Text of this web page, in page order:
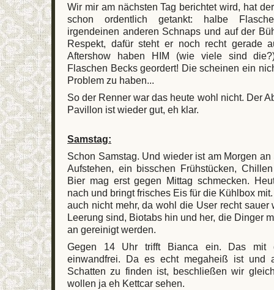
Wir mir am nächsten Tag berichtet wird, hat
schon ordentlich getankt: halbe
irgendeinen anderen Schnaps und auf der
Respekt, dafür steht er noch recht gerade
Aftershow haben HIM (wie viele sind
Flaschen Becks geordert! Die scheinen ein
Problem zu haben...
So der Renner war das heute wohl nicht. Der
Pavillon ist wieder gut, eh klar.
Samstag:
Schon Samstag. Und wieder ist am Morgen
Aufstehen, ein bisschen Frühstücken,
Bier mag erst gegen Mittag schmecken.
nach und bringt frisches Eis für die Kühlbox
auch nicht mehr, da wohl die User recht sauer
Leerung sind, Biotabs hin und her, die Dinger
an gereinigt werden.
Gegen 14 Uhr trifft Bianca ein. Das mit
einwandfrei. Da es echt megaheiß ist und
Schatten zu finden ist, beschließen wir
wollen ja eh Kettcar sehen.